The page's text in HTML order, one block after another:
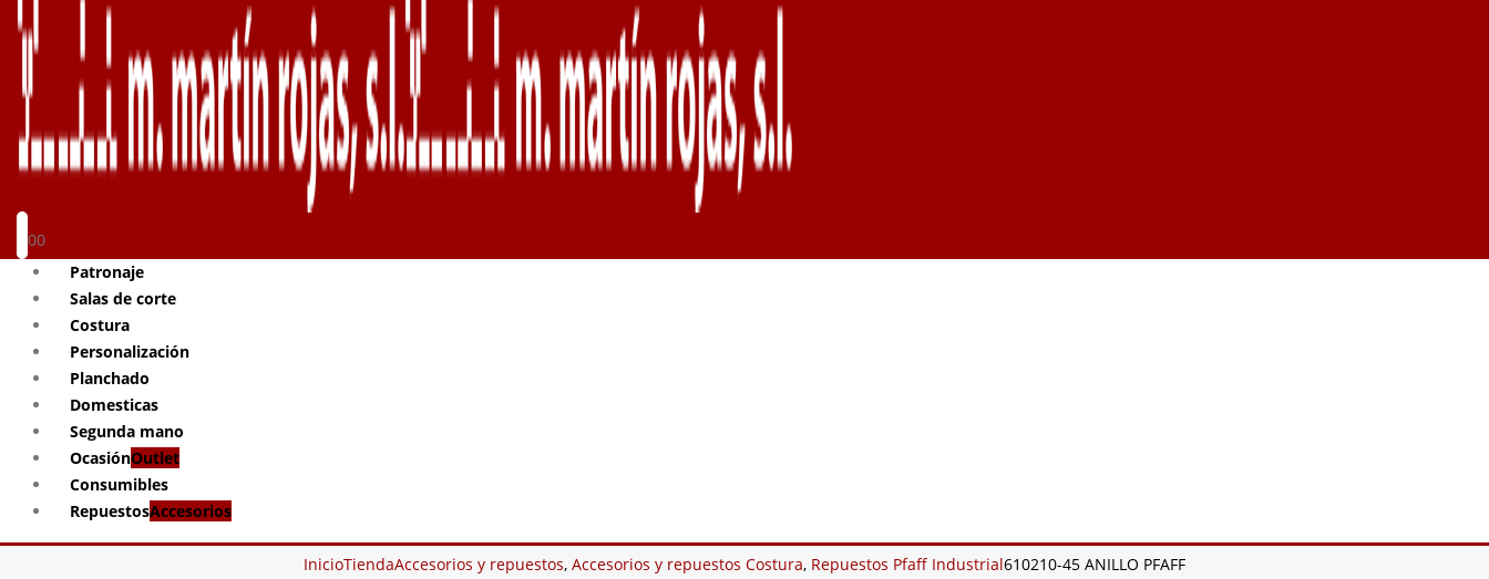
00
Patronaje
Salas de corte
Costura
Personalización
Planchado
Domesticas
Segunda mano
OcasiónOutlet
Consumibles
RepuestosAccesorios
InicioTiendaAccesorios y repuestos, Accesorios y repuestos Costura, Repuestos Pfaff Industrial610210-45 ANILLO PFAFF